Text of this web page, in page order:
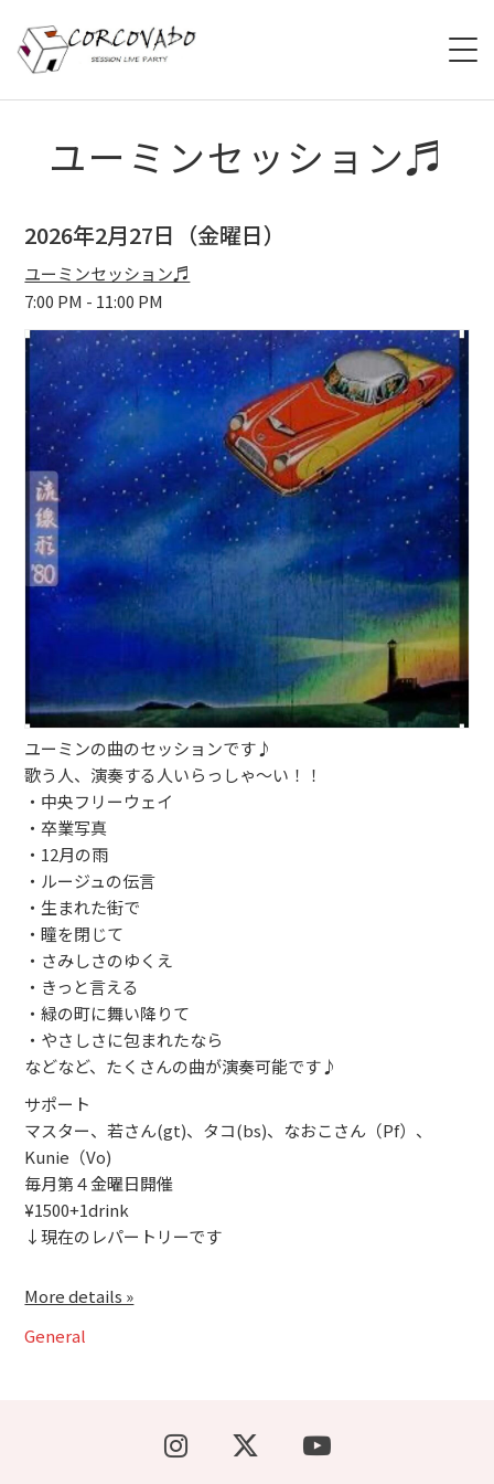
HOME
SCHEDULE
MENU
ACCESS
CONTACT
ブッキングライブ出演者募集！！
楽器機材等
初心者POPS
ユーミンセッション♬
2026年2月27日（金曜日）
ユーミンセッション♬
7:00 PM - 11:00 PM
ユーミンの曲のセッションです♪
歌う人、演奏する人いらっしゃ～い！！
・中央フリーウェイ
・卒業写真
・12月の雨
・ルージュの伝言
・生まれた街で
・瞳を閉じて
・さみしさのゆくえ
・きっと言える
・緑の町に舞い降りて
・やさしさに包まれたなら
などなど、たくさんの曲が演奏可能です♪
サポート
マスター、若さん(gt)、タコ(bs)、なおこさん（Pf）、
Kunie（Vo)
毎月第４金曜日開催
¥1500+1drink
↓現在のレパートリーです
More details »
General